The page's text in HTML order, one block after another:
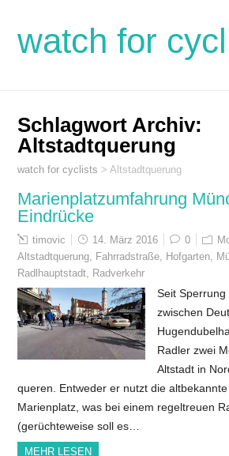
watch for
Schlagwort Archiv:
Altstadtquerung
watch for cyclists >Altstadtquerung
Marienplatzumfahrung
Eindrücke
timovic 14. März 2016 0
Altstadtquerung, Fahrradstraße, Hofgarten,
Radlhauptstadt, Radverkehr
Seit
zwischen
Radler zwei
Altstadt in
queren. Entweder er nutzt die
Marienplatz, was bei einem regeltreuen
(gerüchteweise soll es…
MEHR LESEN